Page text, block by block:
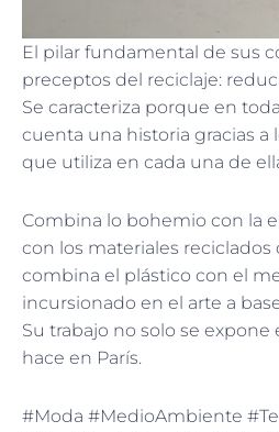
El pilar fundamental de sus
preceptos del reciclaje:
Se caracteriza porque en
cuenta una historia gracias a
que utiliza en cada una de
Combina lo bohemio con la
con los materiales reciclados
combina el plástico con el
incursionado en el arte a
Su trabajo no solo se
hace en París.
#Moda #MedioAmbiente